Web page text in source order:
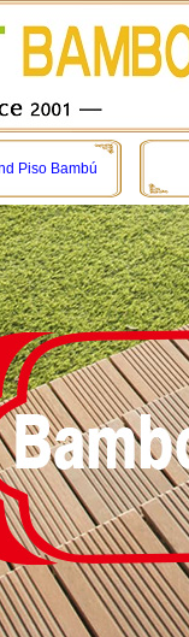
Piso Bambú